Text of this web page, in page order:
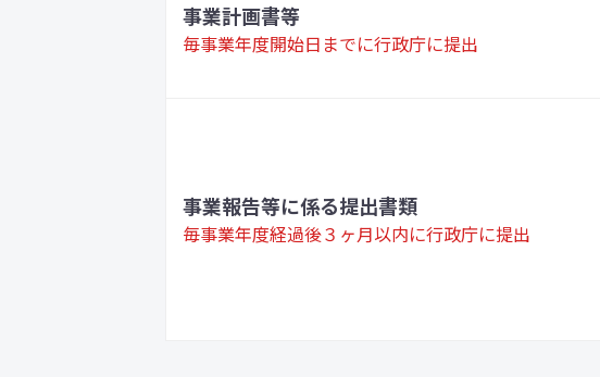
事業計画書等
毎事業年度開始日までに行政庁に提出
事業報告等に係る提出書類
毎事業年度経過後３ヶ月以内に行政庁に提出